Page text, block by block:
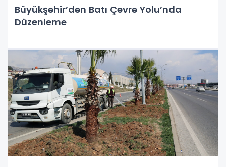
Büyükşehir’den Batı Çevre Yolu’nda
Düzenleme